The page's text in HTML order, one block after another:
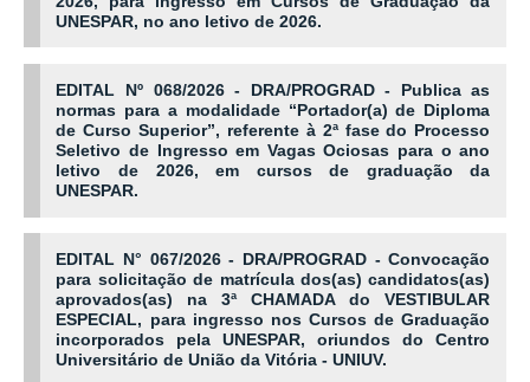
UNESPAR, no ano letivo de 2026.
EDITAL Nº 068/2026 - DRA/PROGRAD - Publica as
normas para a modalidade “Portador(a) de Diploma
de Curso Superior”, referente à 2ª fase do Processo
Seletivo de Ingresso em Vagas Ociosas para o ano
letivo de 2026, em cursos de graduação da
UNESPAR.
EDITAL N° 067/2026 - DRA/PROGRAD - Convocação
para solicitação de matrícula dos(as) candidatos(as)
aprovados(as) na 3ª CHAMADA do VESTIBULAR
ESPECIAL, para ingresso nos Cursos de Graduação
incorporados pela UNESPAR, oriundos do Centro
Universitário de União da Vitória - UNIUV.